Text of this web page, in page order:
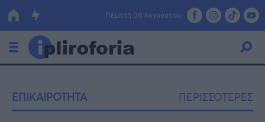
Πέμπτη 06 Αυγούστου
Οικονομία
ΕΠΙΚΑΙΡΟΤΗΤΑ ΠΕΡΙΣΣΟΤΕΡΕΣ